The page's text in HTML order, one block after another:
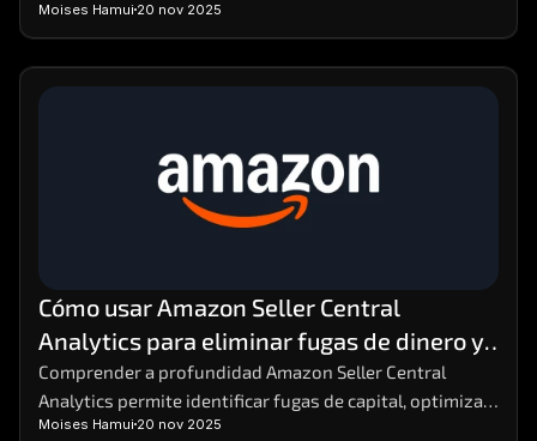
eficiencia operativa en negocios digitales.
Moises Hamui 20 nov 2025
Cómo usar Amazon Seller Central
Analytics para eliminar fugas de dinero y
aumentar la rentabilidad
Comprender a profundidad Amazon Seller Central
Analytics permite identificar fugas de capital, optimizar
decisiones y reforzar estrategias comerciales. Dominar
Moises Hamui 20 nov 2025